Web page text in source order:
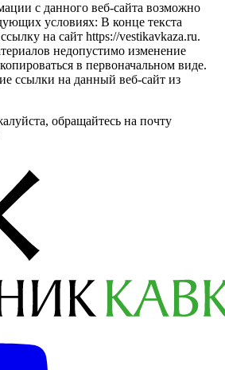
с данного веб-сайта возможно
условиях: В конце текста
на сайт https://vestikavkaza.ru.
недопустимо изменение
в первоначальном виде.
ссылки на данный веб-сайт из
обращайтесь на почту